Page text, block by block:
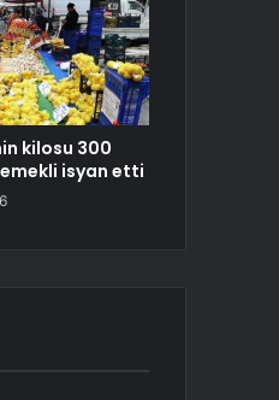
kilosu 300
isyan etti